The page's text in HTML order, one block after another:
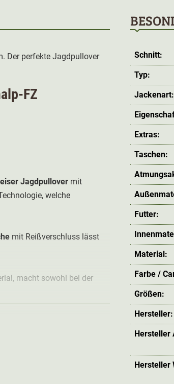
Der perfekte Jagdpullover
FZ
Jagdpullover mit
welche
mit Reißverschluss lässt
macht sowohl bei der
Schnitt:
Typ:
Jackenart:
Extras:
Taschen:
Futter:
Material:
Farbe /
Größen:
Hersteller:
Hersteller
Hersteller